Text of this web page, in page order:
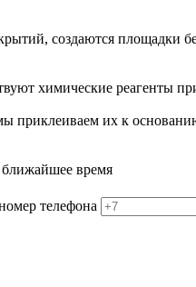
создаются площадки
химические реагенты
приклеиваем их к
ближайшее время
телефона